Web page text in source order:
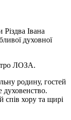
Івана
духовної
ЛОЗА.
родину, гостей
духовенство.
спів хору та щирі